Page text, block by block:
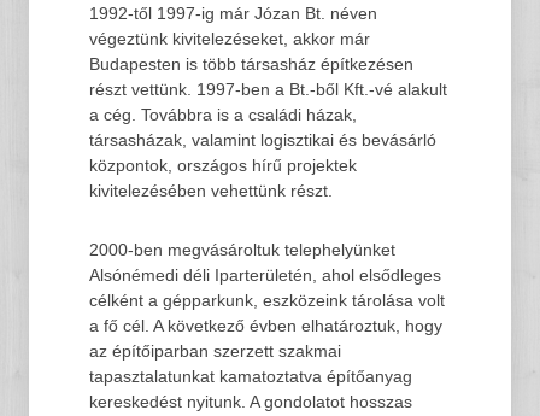
1992-től 1997-ig már Józan Bt. néven
végeztünk kivitelezéseket, akkor már
Budapesten is több társasház építkezésen
részt vettünk. 1997-ben a Bt.-ből Kft.-vé alakult
a cég. Továbbra is a családi házak,
társasházak, valamint logisztikai és bevásárló
központok, országos hírű projektek
kivitelezésében vehettünk részt.
2000-ben megvásároltuk telephelyünket
Alsónémedi déli Iparterületén, ahol elsődleges
célként a gépparkunk, eszközeink tárolása volt
a fő cél. A következő évben elhatároztuk, hogy
az építőiparban szerzett szakmai
tapasztalatunkat kamatoztatva építőanyag
kereskedést nyitunk. A gondolatot hosszas